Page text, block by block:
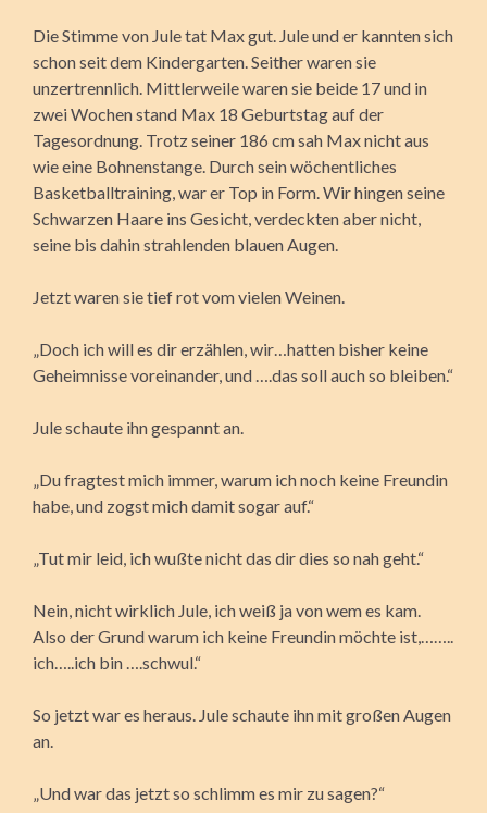
Die Stimme von Jule tat Max gut. Jule und er kannten sich
schon seit dem Kindergarten. Seither waren sie
unzertrennlich. Mittlerweile waren sie beide 17 und in
zwei Wochen stand Max 18 Geburtstag auf der
Tagesordnung. Trotz seiner 186 cm sah Max nicht aus
wie eine Bohnenstange. Durch sein wöchentliches
Basketballtraining, war er Top in Form. Wir hingen seine
Schwarzen Haare ins Gesicht, verdeckten aber nicht,
seine bis dahin strahlenden blauen Augen.
Jetzt waren sie tief rot vom vielen Weinen.
„Doch ich will es dir erzählen, wir…hatten bisher keine
Geheimnisse voreinander, und ….das soll auch so bleiben.“
Jule schaute ihn gespannt an.
„Du fragtest mich immer, warum ich noch keine Freundin
habe, und zogst mich damit sogar auf.“
„Tut mir leid, ich wußte nicht das dir dies so nah geht.“
Nein, nicht wirklich Jule, ich weiß ja von wem es kam.
Also der Grund warum ich keine Freundin möchte ist,……..
ich…..ich bin ….schwul.“
So jetzt war es heraus. Jule schaute ihn mit großen Augen
an.
„Und war das jetzt so schlimm es mir zu sagen?“